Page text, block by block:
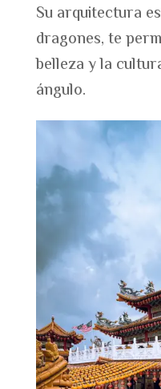
Su arquitectura
dragones, te
belleza y la
ángulo.